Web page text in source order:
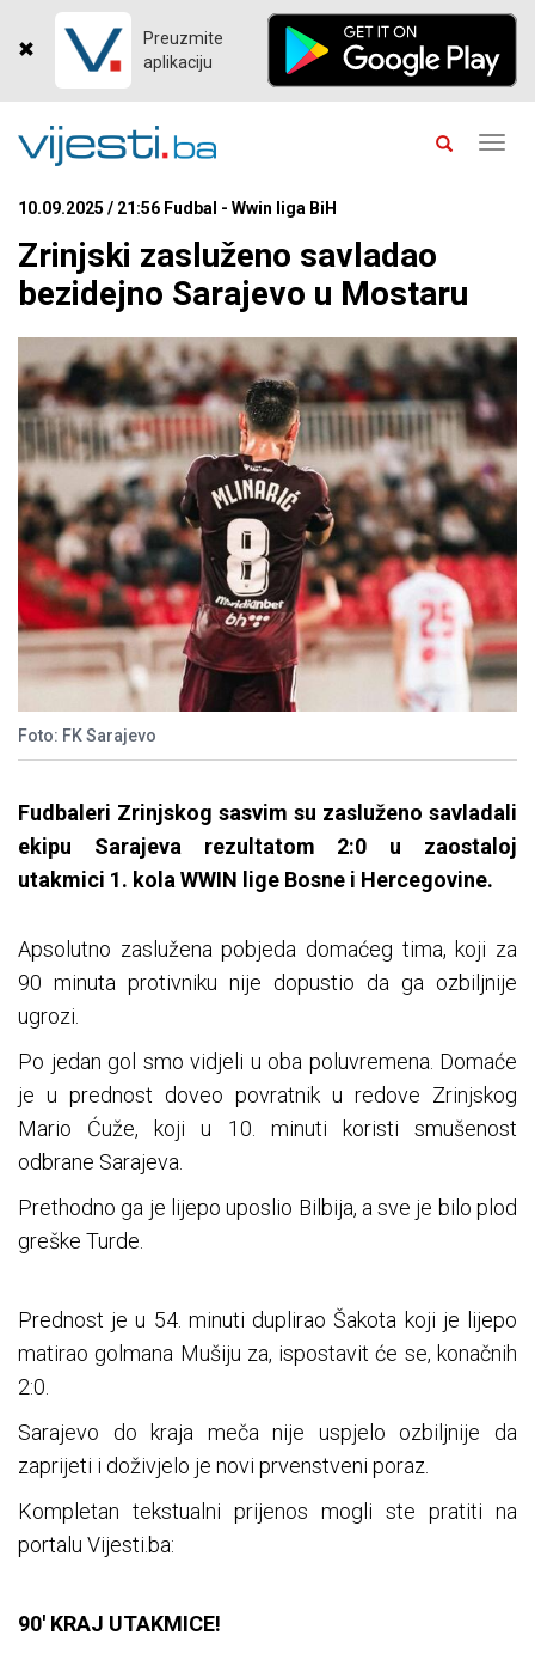
Preuzmite
aplikaciju
10.09.2025 / 21:56 Fudbal - Wwin liga BiH
Zrinjski zasluženo savladao
bezidejno Sarajevo u Mostaru
Foto: FK Sarajevo
Fudbaleri Zrinjskog sasvim su zasluženo savladali
ekipu Sarajeva rezultatom 2:0 u zaostaloj
utakmici 1. kola WWIN lige Bosne i Hercegovine.
Apsolutno zaslužena pobjeda domaćeg tima, koji za
90 minuta protivniku nije dopustio da ga ozbiljnije
ugrozi.
Po jedan gol smo vidjeli u oba poluvremena. Domaće
je u prednost doveo povratnik u redove Zrinjskog
Mario Ćuže, koji u 10. minuti koristi smušenost
odbrane Sarajeva.
Prethodno ga je lijepo uposlio Bilbija, a sve je bilo plod
greške Turde.
Prednost je u 54. minuti duplirao Šakota koji je lijepo
matirao golmana Mušiju za, ispostavit će se, konačnih
2:0.
Sarajevo do kraja meča nije uspjelo ozbiljnije da
zaprijeti i doživjelo je novi prvenstveni poraz.
Kompletan tekstualni prijenos mogli ste pratiti na
portalu Vijesti.ba:
90' KRAJ UTAKMICE!